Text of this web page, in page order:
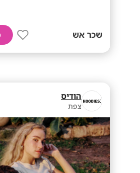
שכר אש
הודיס
צפת